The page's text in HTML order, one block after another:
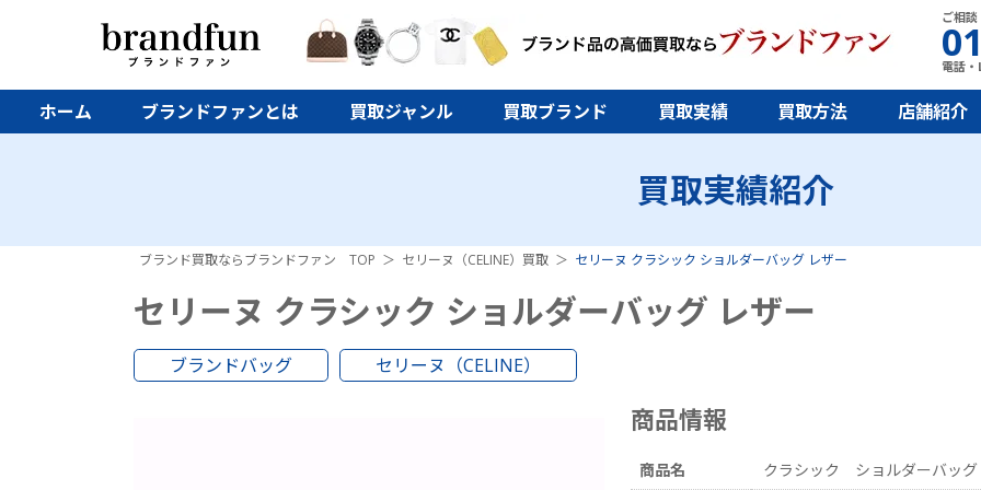
ご相
電話・
ホーム ブランドファンとは 買取ジャンル 買取ブランド 買取実績 買取方法 店舗紹介
買取実績紹介
ブランド買取ならブランドファン TOP セリーヌ（CELINE）買取 セリーヌ クラシック ショルダーバッグ レザー
セリーヌ クラシック ショルダーバッグ レザー
ブランドバッグ セリーヌ（CELINE）
商品情報
商品名 クラシック ショルダーバッ